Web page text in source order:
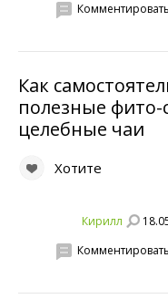
Комментировать
Как
полезные
целебные чаи
Хотите
Кирилл
Комментировать